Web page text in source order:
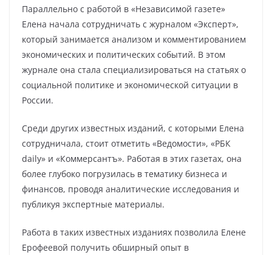
Параллельно с работой в «Независимой газете»
Елена начала сотрудничать с журналом «Эксперт»,
который занимается анализом и комментированием
экономических и политических событий. В этом
журнале она стала специализироваться на статьях о
социальной политике и экономической ситуации в
России.
Среди других известных изданий, с которыми Елена
сотрудничала, стоит отметить «Ведомости», «РБК
daily» и «Коммерсантъ». Работая в этих газетах, она
более глубоко погрузилась в тематику бизнеса и
финансов, проводя аналитические исследования и
публикуя экспертные материалы.
Работа в таких известных изданиях позволила Елене
Ерофеевой получить обширный опыт в